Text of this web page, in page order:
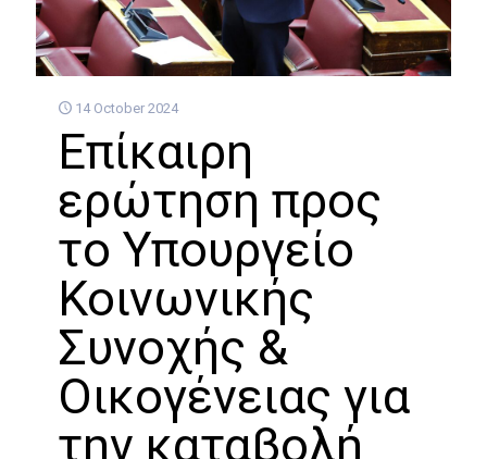
14 October 2024
Επίκαιρη
ερώτηση προς
το Υπουργείο
Κοινωνικής
Συνοχής &
Οικογένειας για
την καταβολή